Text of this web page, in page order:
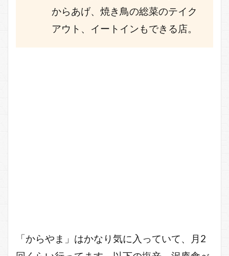
からあげ、焼き鳥の総菜のテイク
アウト、イートインもできる店。
「からやま」はかなり気に入っていて、月2